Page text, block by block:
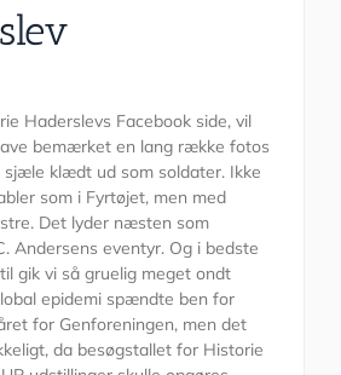
Haderslevs Facebook side, vil
bemærket en lang række fotos
sjæle klædt ud som soldater. Ikke
som i Fyrtøjet, men med
Det lyder næsten som
Andersens eventyr. Og i bedste
gik vi så gruelig meget ondt
epidemi spændte ben for
for Genforeningen, men det
da besøgstallet for Historie